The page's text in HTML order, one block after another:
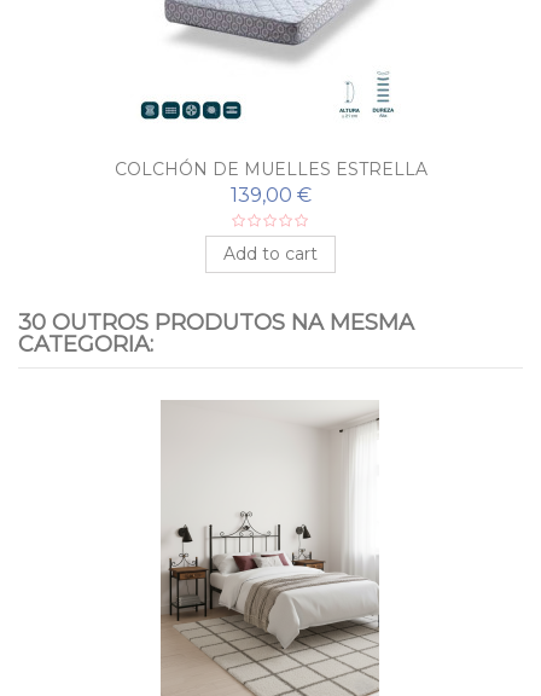
COLCHÓN DE MUELLES ESTRELLA
139,00 €
Add to cart
30 OUTROS PRODUTOS NA MESMA
CATEGORIA: